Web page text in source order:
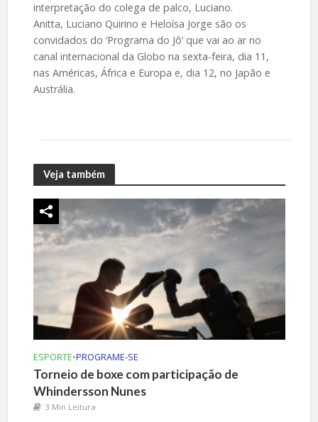
interpretação do colega de palco, Luciano.
Anitta, Luciano Quirino e Heloísa Jorge são os
convidados do ‘Programa do Jô’ que vai ao ar no
canal internacional da Globo na sexta-feira, dia 11,
nas Américas, África e Europa e, dia 12, no Japão e
Austrália.
Veja também
ESPORTE•PROGRAME-SE
Torneio de boxe com participação de
Whindersson Nunes
3 Min Leitura